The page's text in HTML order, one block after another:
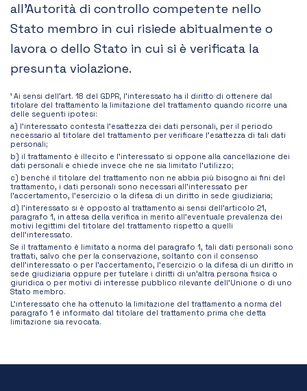
all’Autorità di controllo competente nello
Stato membro in cui risiede abitualmente o
lavora o dello Stato in cui si è verificata la
presunta violazione.
¹ Ai sensi dell’art. 18 del GDPR, l’interessato ha il diritto di ottenere dal
titolare del trattamento la limitazione del trattamento quando ricorre una
delle seguenti ipotesi:
a) l’interessato contesta l’esattezza dei dati personali, per il periodo
necessario al titolare del trattamento per verificare l’esattezza di tali dati
personali;
b) il trattamento è illecito e l’interessato si oppone alla cancellazione dei
dati personali e chiede invece che ne sia limitato l’utilizzo;
c) benché il titolare del trattamento non ne abbia più bisogno ai fini del
trattamento, i dati personali sono necessari all’interessato per
l’accertamento, l’esercizio o la difesa di un diritto in sede giudiziaria;
d) l’interessato si è opposto al trattamento ai sensi dell’articolo 21,
paragrafo 1, in attesa della verifica in merito all’eventuale prevalenza dei
motivi legittimi del titolare del trattamento rispetto a quelli
dell’interessato.
Se il trattamento è limitato a norma del paragrafo 1, tali dati personali sono
trattati, salvo che per la conservazione, soltanto con il consenso
dell’interessato o per l’accertamento, l’esercizio o la difesa di un diritto in
sede giudiziaria oppure per tutelare i diritti di un’altra persona fisica o
giuridica o per motivi di interesse pubblico rilevante dell’Unione o di uno
Stato membro.
L’interessato che ha ottenuto la limitazione del trattamento a norma del
paragrafo 1 è informato dal titolare del trattamento prima che detta
limitazione sia revocata.